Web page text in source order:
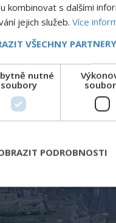
kombinovat s dalšími
jejich služeb. Více
VŠECHNY PARTNERY
nutné
soubory
PODROBNOSTI